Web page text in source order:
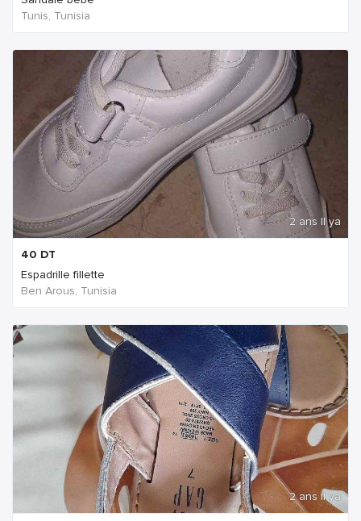
Tunis, Tunisia
2 ans Il ya
40 DT
Espadrille fillette
Ben Arous, Tunisia
2 ans Il ya